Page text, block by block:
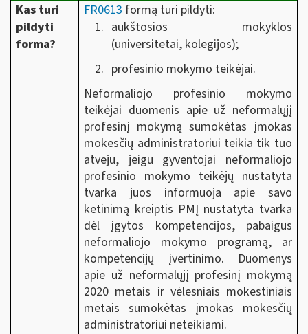
Kas turi
pildyti
forma?
FR0613 formą turi pildyti:
aukštosios mokyklos
(universitetai, kolegijos);
profesinio mokymo teikėjai.
Neformaliojo profesinio mokymo
teikėjai duomenis apie už neformalųjį
profesinį mokymą sumokėtas įmokas
mokesčių administratoriui teikia tik tuo
atveju, jeigu gyventojai neformaliojo
profesinio mokymo teikėjų nustatyta
tvarka juos informuoja apie savo
ketinimą kreiptis PMĮ nustatyta tvarka
dėl įgytos kompetencijos, pabaigus
neformaliojo mokymo programą, ar
kompetencijų įvertinimo. Duomenys
apie už neformalųjį profesinį mokymą
2020 metais ir vėlesniais mokestiniais
metais sumokėtas įmokas mokesčių
administratoriui neteikiami.